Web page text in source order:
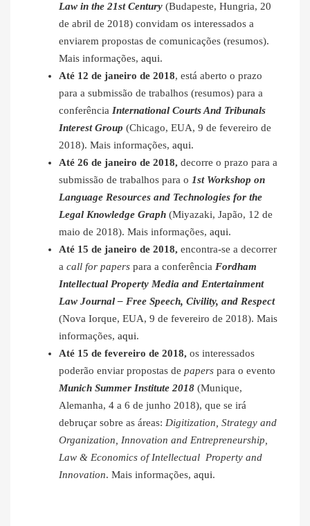
Law in the 21st Century (Budapeste, Hungria, 20
de abril de 2018) convidam os interessados a
enviarem propostas de comunicações (resumos).
Mais informações, aqui.
Até 12 de janeiro de 2018, está aberto o prazo
para a submissão de trabalhos (resumos) para a
conferência International Courts And Tribunals
Interest Group (Chicago, EUA, 9 de fevereiro de
2018). Mais informações, aqui.
Até 26 de janeiro de 2018, decorre o prazo para a
submissão de trabalhos para o 1st Workshop on
Language Resources and Technologies for the
Legal Knowledge Graph (Miyazaki, Japão, 12 de
maio de 2018). Mais informações, aqui.
Até 15 de janeiro de 2018, encontra-se a decorrer
a call for papers para a conferência Fordham
Intellectual Property Media and Entertainment
Law Journal – Free Speech, Civility, and Respect
(Nova Iorque, EUA, 9 de fevereiro de 2018). Mais
informações, aqui.
Até 15 de fevereiro de 2018, os interessados
poderão enviar propostas de papers para o evento
Munich Summer Institute 2018 (Munique,
Alemanha, 4 a 6 de junho 2018), que se irá
debruçar sobre as áreas: Digitization, Strategy and
Organization, Innovation and Entrepreneurship,
Law & Economics of Intellectual Property and
Innovation. Mais informações, aqui.